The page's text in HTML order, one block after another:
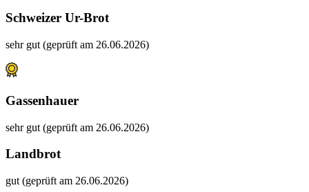
Schweizer Ur-Brot
sehr gut (geprüft am 26.06.2026)
Gassenhauer
sehr gut (geprüft am 26.06.2026)
Landbrot
gut (geprüft am 26.06.2026)